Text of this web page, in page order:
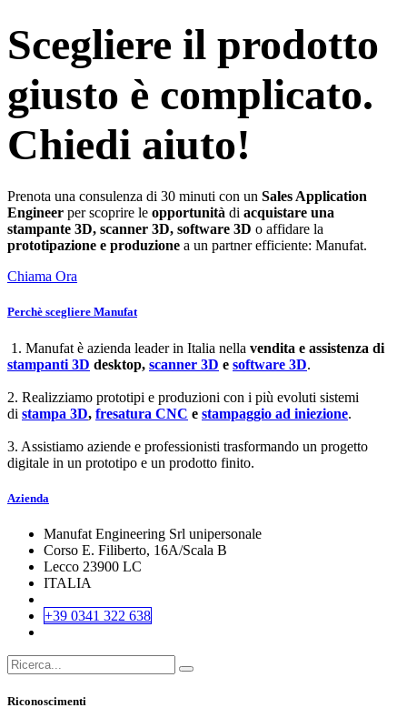
Scegliere il prodotto
giusto è complicato.
Chiedi aiuto!
Prenota una consulenza di 30 minuti con un Sales Application
Engineer per scoprire le opportunità di acquistare una
stampante 3D, scanner 3D, software 3D o affidare la
prototipazione e produzione a un partner efficiente: Manufat.
Chiama Ora
Perchè scegliere Manufat
1. Manufat è azienda leader in Italia nella vendita e assistenza di
stampanti 3D desktop, scanner 3D e software 3D.
2. Realizziamo prototipi e produzioni con i più evoluti sistemi
di stampa 3D, fresatura CNC e stampaggio ad iniezione.
3. Assistiamo aziende e professionisti trasformando un progetto
digitale in un prototipo e un prodotto finito.
Azienda
Manufat Engineering Srl unipersonale
Corso E. Filiberto, 16A/Scala B
Lecco 23900 LC
ITALIA
+39 0341 322 638
Riconoscimenti